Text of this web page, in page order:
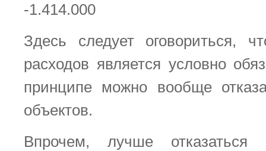
-1.414.000
Здесь следует оговориться,
расходов является условно
принципе можно вообще
объектов.
Впрочем, лучше